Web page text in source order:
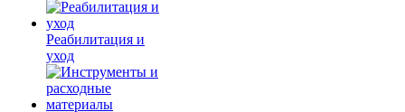
Реабилитация и
уход